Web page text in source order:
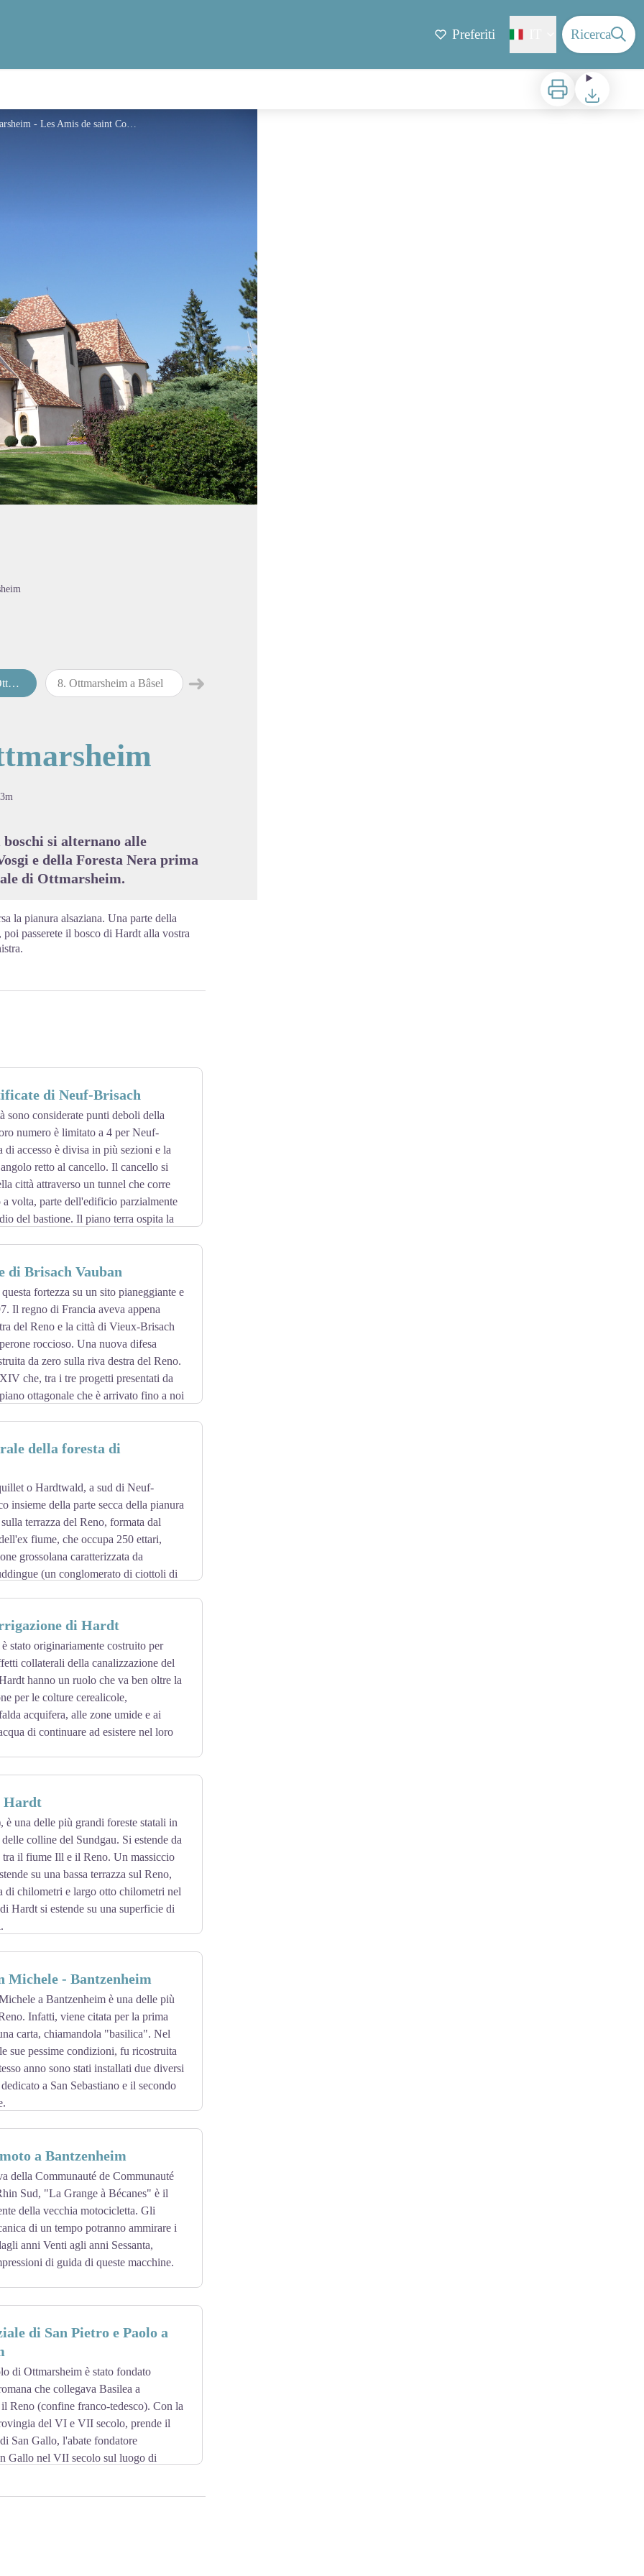
Preferiti Ricerca
Stampa Scaricare
Église abbatiale Saint-Pierre et Saint-Paul à Ottmarsheim - Les Amis de saint Colomban
8.Ottmarsheim a Bâsel ➜Passo successivo
si alternano alle
e della Foresta Nera prima
di Ottmarsheim.
la pianura alsaziana. Una parte della
passerete il bosco di Hardt alla vostra
di Neuf-Brisach
sono considerate punti deboli della
numero è limitato a 4 per Neuf-
di accesso è divisa in più sezioni e la
retto al cancello. Il cancello si
città attraverso un tunnel che corre
volta, parte dell'edificio parzialmente
del bastione. Il piano terra ospita la
Nel XIX secolo, l'interno del
il 1870, fu usato come club per
porte che simboleggiassero la
Mansart. Fino al 1792 il frontespizio
imperiale tedesca. Gravemente
mantenuto il suo carattere originale.
di Brisach Vauban
fortezza su un sito pianeggiante e
Il regno di Francia aveva appena
del Reno e la città di Vieux-Brisach
roccioso. Una nuova difesa
da zero sulla riva destra del Reno.
che, tra i tre progetti presentati da
ottagonale che è arrivato fino a noi
insieme alla muratura e
un concorso dell'Accademia di
interna: fornire una
e di attività civile si
della foresta di
o Hardtwald, a sud di Neuf-
insieme della parte secca della pianura
terrazza del Reno, formata dal
fiume, che occupa 250 ettari,
grossolana caratterizzata da
(un conglomerato di ciottoli di
(da 500 a 550 mm all'anno) e
alberi. Il risultato è un bosco rado,
naturali di eccezionale interesse
simili a quelle che si trovano
L'adonis vernale, ad esempio, ha una
secche ospitano orli di geranio
della fraxinella, un'altra pianta
di Hardt
stato originariamente costruito per
collaterali della canalizzazione del
hanno un ruolo che va ben oltre la
per le colture cerealicole,
acquifera, alle zone umide e ai
di continuare ad esistere nel loro
Hardt
una delle più grandi foreste statali in
colline del Sundgau. Si estende da
tra il fiume Ill e il Reno. Un massiccio
su una bassa terrazza sul Reno,
di chilometri e largo otto chilometri nel
Hardt si estende su una superficie di
secoli, 1000 dei quali sono andati
Guerra dei Trent'anni. Proprietà dello
2000.
Michele - Bantzenheim
a Bantzenheim è una delle più
Infatti, viene citata per la prima
carta, chiamandola "basilica". Nel
sue pessime condizioni, fu ricostruita
anno sono stati installati due diversi
a San Sebastiano e il secondo
da un bombardamento e fu
a Bantzenheim
della Communauté de Communauté
Sud, "La Grange à Bécanes" è il
della vecchia motocicletta. Gli
di un tempo potranno ammirare i
anni Venti agli anni Sessanta,
di guida di queste macchine.
di San Pietro e Paolo a
di Ottmarsheim è stato fondato
che collegava Basilea a
Reno (confine franco-tedesco). Con la
del VI e VII secolo, prende il
San Gallo, l'abate fondatore
Gallo nel VII secolo sul luogo di
Bizantina, preromanica, carolingia